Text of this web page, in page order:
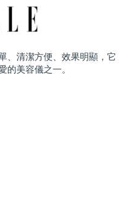
、清潔方便、效果明顯，它
的美容儀之一。